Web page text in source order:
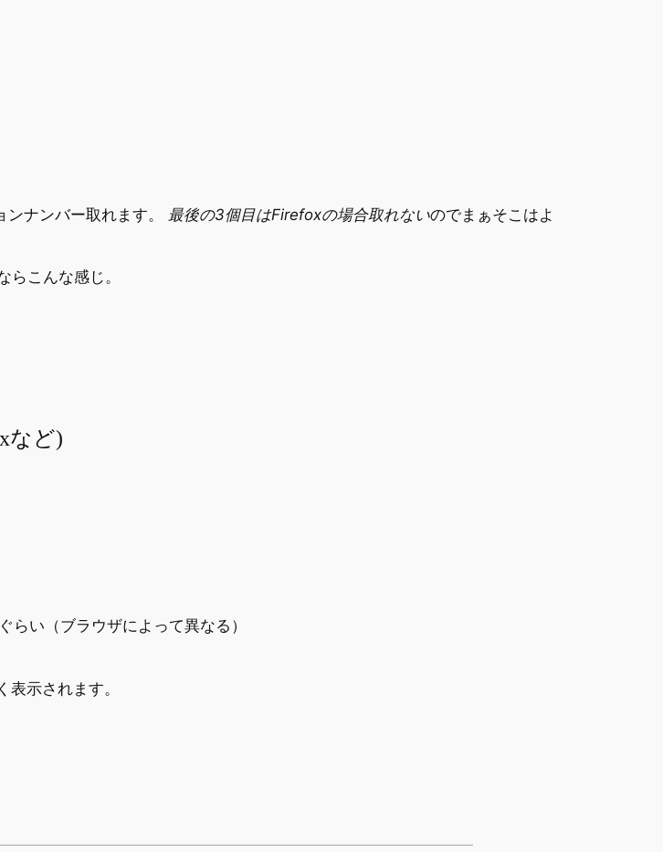
ナンバー取れます。 最後の3個目はFirefoxの場合取れないのでまぁそこはよ
こんな感じ。
など)
い（ブラウザによって異なる）
示されます。